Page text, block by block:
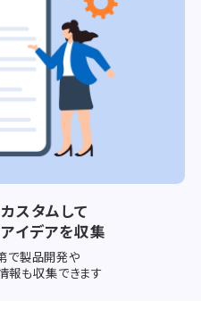
スタムして
イデアを収集
で製品開発や
報も収集できます